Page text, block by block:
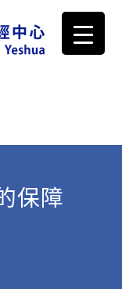
研經中心
經，成為更好的門徒
保障